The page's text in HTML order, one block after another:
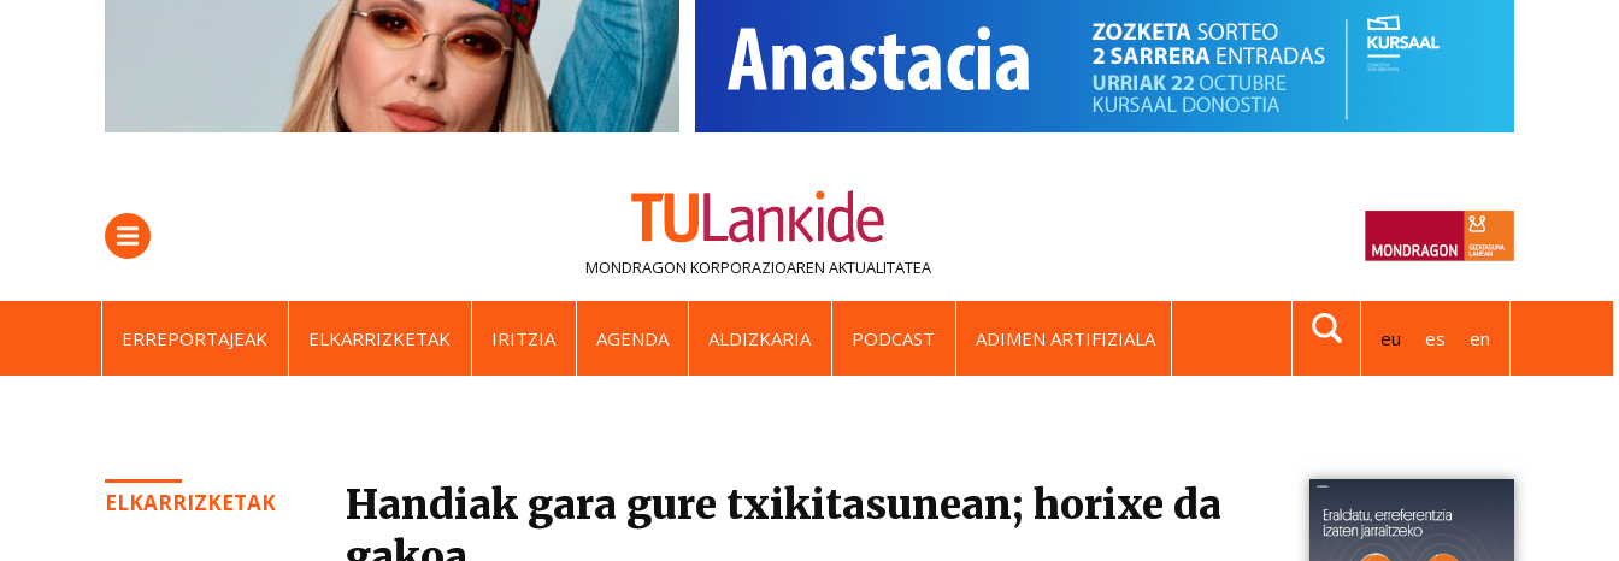
MONDRAGON KORPORAZIOAREN AKTUALITATEA
ERREPORTAJEAK ELKARRIZKETAK IRITZIA AGENDA ALDIZKARIA PODCAST ADIMEN ARTIFIZIALA eu es en
ELKARRIZKETAK
Handiak gara gure txikitasunean; horixe da